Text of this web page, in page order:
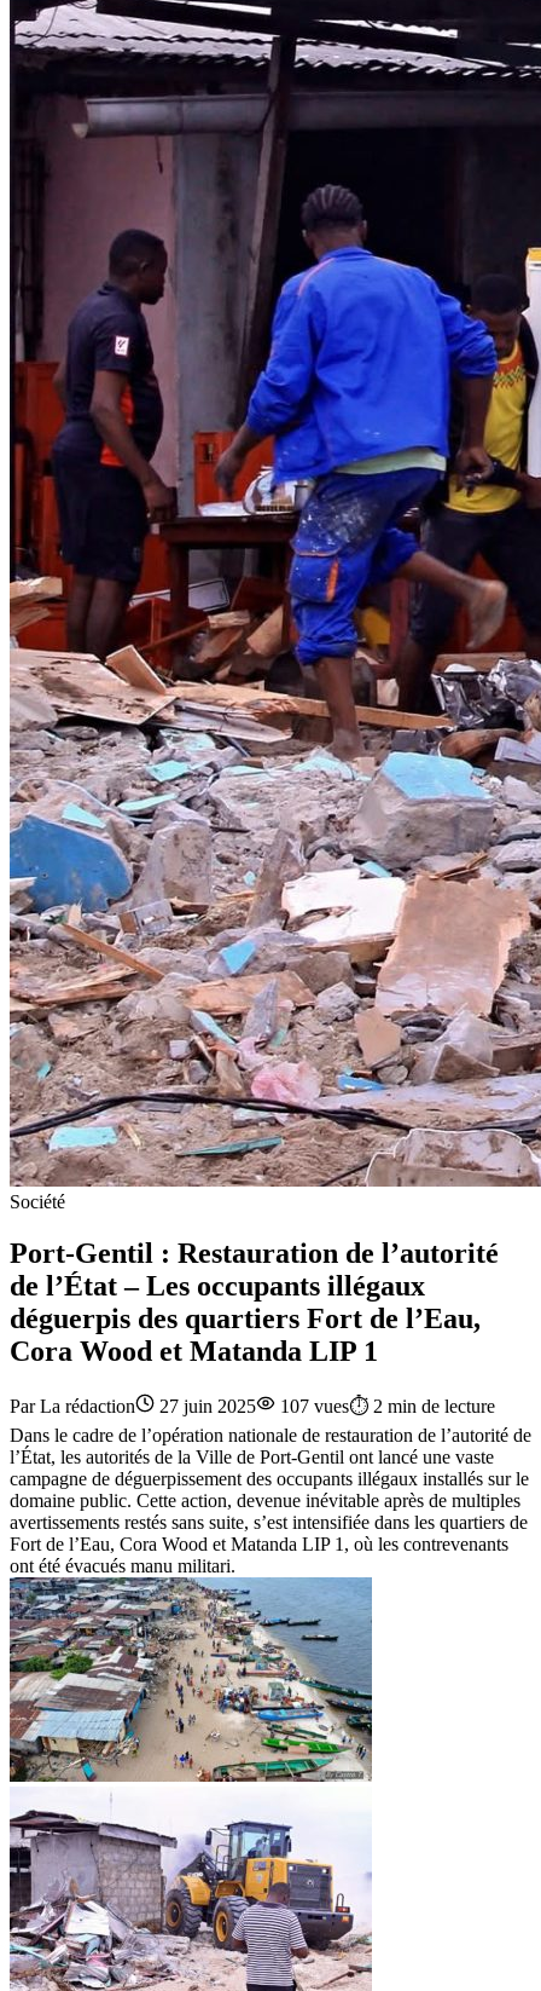
Société
Port-Gentil : Restauration de l’autorité
de l’État – Les occupants illégaux
déguerpis des quartiers Fort de l’Eau,
Cora Wood et Matanda LIP 1
ParLa rédaction 27 juin 2025 107 vues⏱️ 2 min de lecture
Dans le cadre de l’opération nationale de restauration de l’autorité de
l’État, les autorités de la Ville de Port-Gentil ont lancé une vaste
campagne de déguerpissement des occupants illégaux installés sur le
domaine public. Cette action, devenue inévitable après de multiples
avertissements restés sans suite, s’est intensifiée dans les quartiers de
Fort de l’Eau, Cora Wood et Matanda LIP 1, où les contrevenants
ont été évacués manu militari.